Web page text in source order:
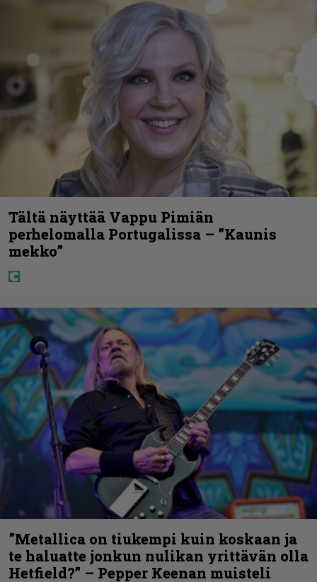
Tältä näyttää Vappu Pimiän
perhelomalla Portugalissa – ”Kaunis
mekko”
”Metallica on tiukempi kuin koskaan ja
te haluatte jonkun nulikan yrittävän olla
Hetfield?” – Pepper Keenan muisteli